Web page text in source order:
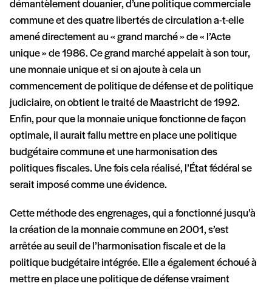
démantèlement douanier, d’une politique commerciale
commune et des quatre libertés de circulation a-t-elle
amené directement au « grand marché » de « l’Acte
unique » de 1986. Ce grand marché appelait à son tour,
une monnaie unique et si on ajoute à cela un
commencement de politique de défense et de politique
judiciaire, on obtient le traité de Maastricht de 1992.
Enfin, pour que la monnaie unique fonctionne de façon
optimale, il aurait fallu mettre en place une politique
budgétaire commune et une harmonisation des
politiques fiscales. Une fois cela réalisé, l’État fédéral se
serait imposé comme une évidence.
Cette méthode des engrenages, qui a fonctionné jusqu’à
la création de la monnaie commune en 2001, s’est
arrêtée au seuil de l’harmonisation fiscale et de la
politique budgétaire intégrée. Elle a également échoué à
mettre en place une politique de défense vraiment